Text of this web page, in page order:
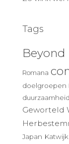
Tags
Beyond
Romana
doelgroepen
duurzaamheid
Geworteld
Japan Katwijk